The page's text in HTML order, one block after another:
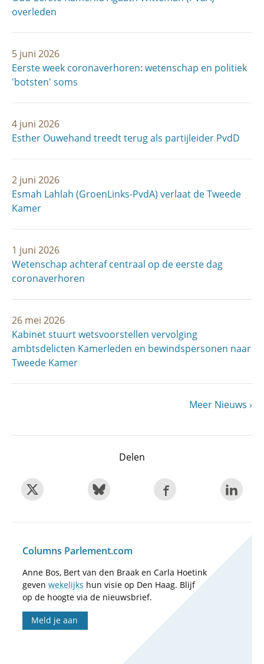
overleden
5 juni 2026
Eerste week coronaverhoren: wetenschap en politiek
'botsten' soms
4 juni 2026
Esther Ouwehand treedt terug als partijleider PvdD
2 juni 2026
Esmah Lahlah (GroenLinks-PvdA) verlaat de Tweede
Kamer
1 juni 2026
Wetenschap achteraf centraal op de eerste dag
coronaverhoren
26 mei 2026
Kabinet stuurt wetsvoorstellen vervolging
ambtsdelicten Kamerleden en bewindspersonen naar
Tweede Kamer
Volgende
Meer Nieuws
Delen
Columns Parlement.com
Anne Bos, Bert van den Braak en Carla Hoetink
geven wekelijks hun visie op Den Haag. Blijf
op de hoogte via de nieuwsbrief.
Meld je aan